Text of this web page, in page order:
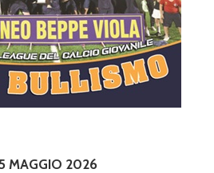
MAGGIO 2026